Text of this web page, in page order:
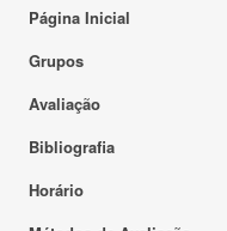
Página Inicial
Grupos
Avaliação
Bibliografia
Horário